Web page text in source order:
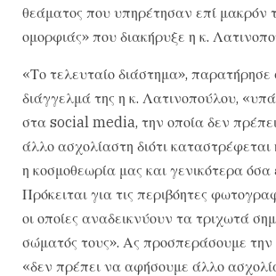
θεάματος που υπηρέτησαν επί μακρόν
ομορφιάς» που διακήρυξε η κ.
«Το τελευταίο διάστημα», παρατήρησε
διάγγελμά της η κ. Λατινοπούλου,
στα social media, την οποία δεν
άλλο ασχολίαστη διότι καταστρέφεται
η κοσμοθεωρία μας και γενικότερα όσα
Πρόκειται για τις περιβόητες
οι οποίες αναδεικνύουν τα τριχωτά
σώματός τους». Ας προσπεράσουμε
«δεν πρέπει να αφήσουμε άλλο